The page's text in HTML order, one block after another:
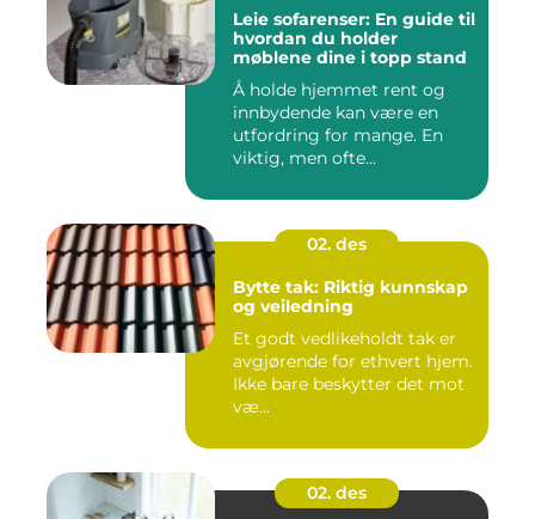
Leie sofarenser: En guide til
hvordan du holder
møblene dine i topp stand
Å holde hjemmet rent og
innbydende kan være en
utfordring for mange. En
viktig, men ofte...
02. des
Bytte tak: Riktig kunnskap
og veiledning
Et godt vedlikeholdt tak er
avgjørende for ethvert hjem.
Ikke bare beskytter det mot
væ...
02. des